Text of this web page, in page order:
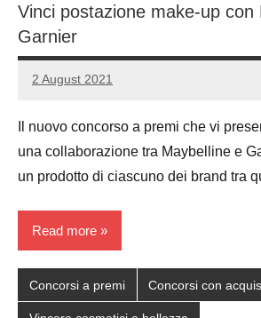
Vinci postazione make-up con
Garnier
2 August 2021
Luca
No
Il nuovo concorso a premi che vi
una collaborazione tra Maybelline e
un prodotto di ciascuno dei brand tra
Read more
Concorsi a premi Concorsi con